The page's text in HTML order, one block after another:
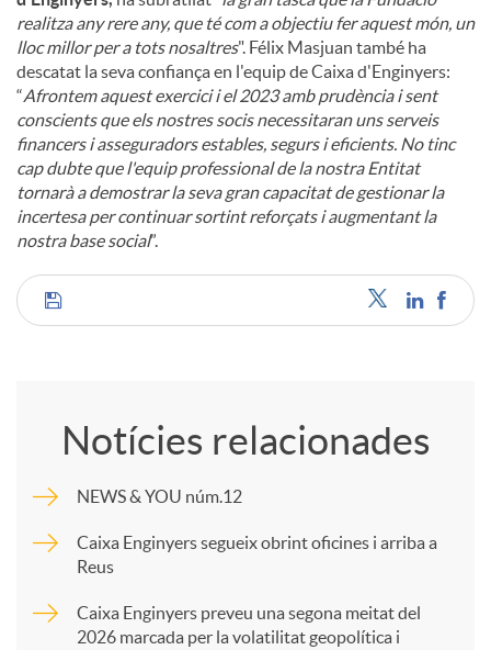
realitza any rere any, que té com a objectiu fer aquest món, un
lloc millor per a tots nosaltres". Félix Masjuan també ha
descatat la seva confiança en l'equip de Caixa d'Enginyers:
“Afrontem aquest exercici i el 2023 amb prudència i sent
conscients que els nostres socis necessitaran uns serveis
financers i asseguradors estables, segurs i eficients. No tinc
cap dubte que l'equip professional de la nostra Entitat
tornarà a demostrar la seva gran capacitat de gestionar la
incertesa per continuar sortint reforçats i augmentant la
nostra base social”.
C
m
p
a
Notícies relacionades
NEWS & YOU núm.12
Caixa Enginyers segueix obrint oficines i arriba a
Reus
Caixa Enginyers preveu una segona meitat del
2026 marcada per la volatilitat geopolítica i